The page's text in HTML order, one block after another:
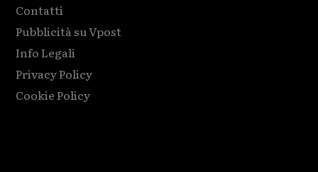
Contatti
Pubblicità su Vpost
Info Legali
Privacy Policy
Cookie Policy